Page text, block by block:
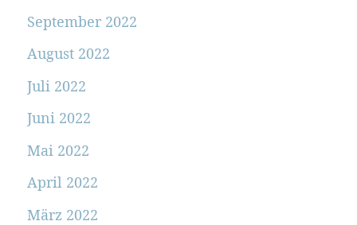
September 2022
August 2022
Juli 2022
Juni 2022
Mai 2022
April 2022
März 2022